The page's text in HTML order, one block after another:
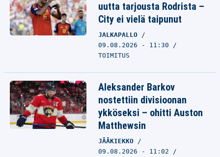
uutta tarjousta Rodrista –
City ei vielä taipunut
JALKAPALLO
09.08.2026 - 11:30
TOIMITUS
Aleksander Barkov
nostettiin divisioonan
ykköseksi – ohitti Auston
Matthewsin
JÄÄKIEKKO
09.08.2026 - 11:02